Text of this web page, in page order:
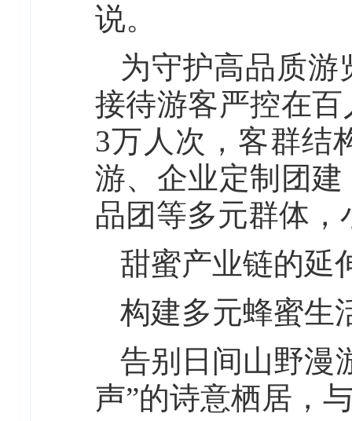
说。
为守护高品质
接待游客严控在
3万人次，客群
游、企业定制团
品团等多元群体
甜蜜产业链的
构建多元蜂蜜生
告别日间山野漫
声”的诗意栖居，